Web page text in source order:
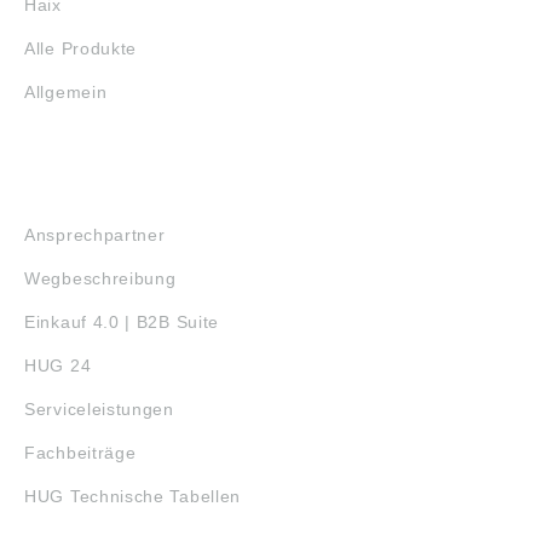
Haix
Alle Produkte
Allgemein
Ansprechpartner
Wegbeschreibung
Einkauf 4.0 | B2B Suite
HUG 24
Serviceleistungen
Fachbeiträge
HUG Technische Tabellen